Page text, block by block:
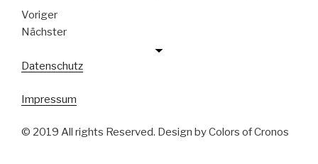
Voriger
Nächster
Datenschutz
Impressum
© 2019 All rights Reserved. Design by Colors of Cronos